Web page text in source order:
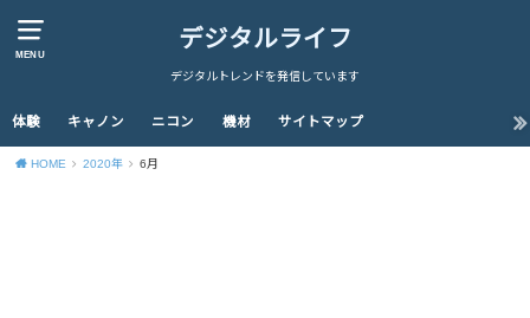
MENU
デジタルライフ
デジタルトレンドを発信しています
体験 キャノン ニコン 機材 サイトマップ
HOME 2020年 6月